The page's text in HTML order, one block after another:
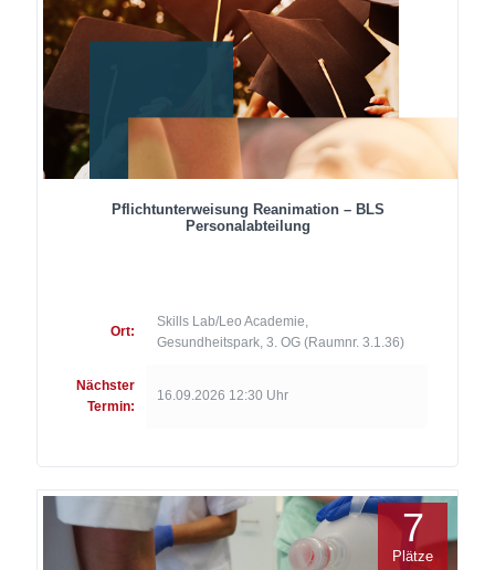
Pflichtunterweisung Reanimation – BLS
Personalabteilung
Ort:
Skills Lab/Leo Academie,
Gesundheitspark, 3. OG (Raumnr. 3.1.36)
Nächster
Termin:
16.09.2026 12:30 Uhr
7
Plätze